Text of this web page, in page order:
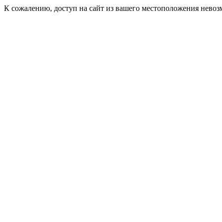
К сожалению, доступ на сайт из вашего местоположения